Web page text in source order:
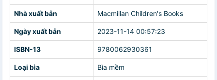
Nhà xuất bản Macmillan Children's Books
Ngày xuất bản 2023-11-14 00:57:23
ISBN-13 9780062930361
Loại bìa Bìa mềm